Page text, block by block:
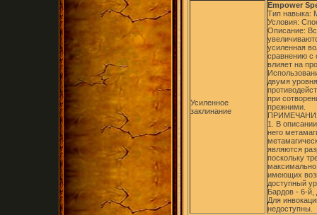
Усиленное
заклинание
Empower
Тип навыка:
Условия:
Описание:
усиленная
сравнению с
влияет на
двумя
при
прежними.
1. В
него
являются
поскольку
максимально
имеющих
доступный
Бардов - 6-й,
Для
недоступны.